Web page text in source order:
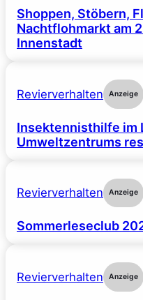
Shoppen, Stöbern,
Nachtflohmarkt am
Innenstadt
Revierverhalten Anzeige
Insektennisthilfe im
Umweltzentrums
Revierverhalten Anzeige
Sommerleseclub
Revierverhalten Anzeige